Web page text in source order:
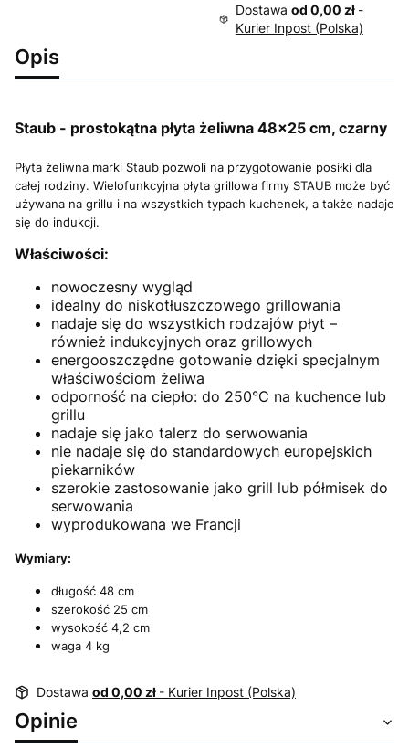
Dostawa od 0,00 zł -
Kurier Inpost (Polska)
Opis
Staub - prostokątna płyta żeliwna 48×25 cm, czarny
Płyta żeliwna marki Staub pozwoli na przygotowanie posiłki dla
całej rodziny. Wielofunkcyjna płyta grillowa firmy STAUB może być
używana na grillu i na wszystkich typach kuchenek, a także nadaje
się do indukcji.
Właściwości:
nowoczesny wygląd
idealny do niskotłuszczowego grillowania
nadaje się do wszystkich rodzajów płyt –
również indukcyjnych oraz grillowych
energooszczędne gotowanie dzięki specjalnym
właściwościom żeliwa
odporność na ciepło: do 250°C na kuchence lub
grillu
nadaje się jako talerz do serwowania
nie nadaje się do standardowych europejskich
piekarników
szerokie zastosowanie jako grill lub półmisek do
serwowania
wyprodukowana we Francji
Wymiary:
długość 48 cm
szerokość 25 cm
wysokość 4,2 cm
waga 4 kg
Dostawa od 0,00 zł - Kurier Inpost (Polska)
Opinie